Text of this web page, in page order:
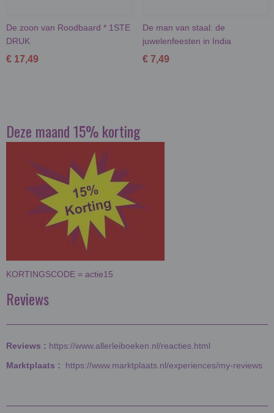
De zoon van Roodbaard * 1STE
DRUK
€ 17,49
De man van staal: de
juwelenfeesten in India
€ 7,49
Deze maand 15% korting
KORTINGSCODE = actie15
Reviews
Reviews : https://www.allerleiboeken.nl/reacties.html
Marktplaats : https://www.marktplaats.nl/experiences/my-reviews